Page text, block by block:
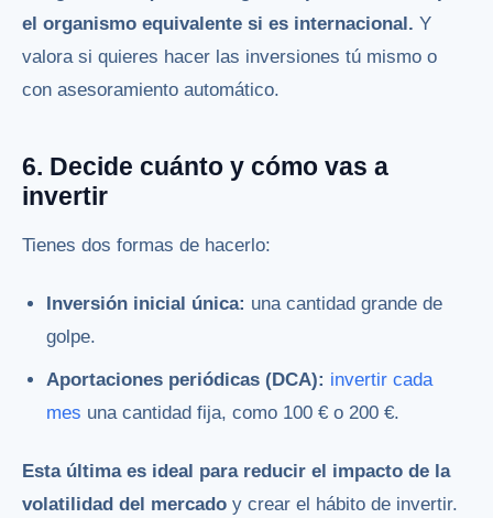
el organismo equivalente si es internacional. Y
valora si quieres hacer las inversiones tú mismo o
con asesoramiento automático.
6. Decide cuánto y cómo vas a
invertir
Tienes dos formas de hacerlo:
Inversión inicial única: una cantidad grande de
golpe.
Aportaciones periódicas (DCA): invertir cada
mes una cantidad fija, como 100 € o 200 €.
Esta última es ideal para reducir el impacto de la
volatilidad del mercado y crear el hábito de invertir.